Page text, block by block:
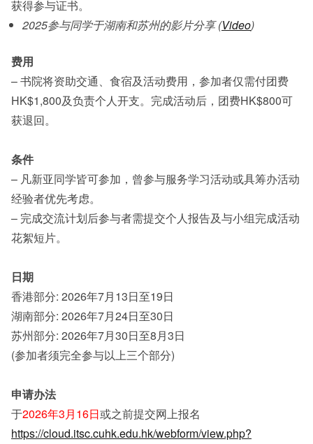
获得参与证书。
2025参与同学于湖南和苏州的影片分享 (Video)
费用
– 书院将资助交通、食宿及活动费用，参加者仅需付团费
HK$1,800及负责个人开支。完成活动后，团费HK$800可
获退回。
条件
– 凡新亚同学皆可参加，曾参与服务学习活动或具筹办活动
经验者优先考虑。
– 完成交流计划后参与者需提交个人报告及与小组完成活动
花絮短片。
日期
香港部分: 2026年7月13日至19日
湖南部分: 2026年7月24日至30日
苏州部分: 2026年7月30日至8月3日
(参加者须完全参与以上三个部分)
申请办法
于2026年3月16日或之前提交网上报名
https://cloud.itsc.cuhk.edu.hk/webform/view.php?